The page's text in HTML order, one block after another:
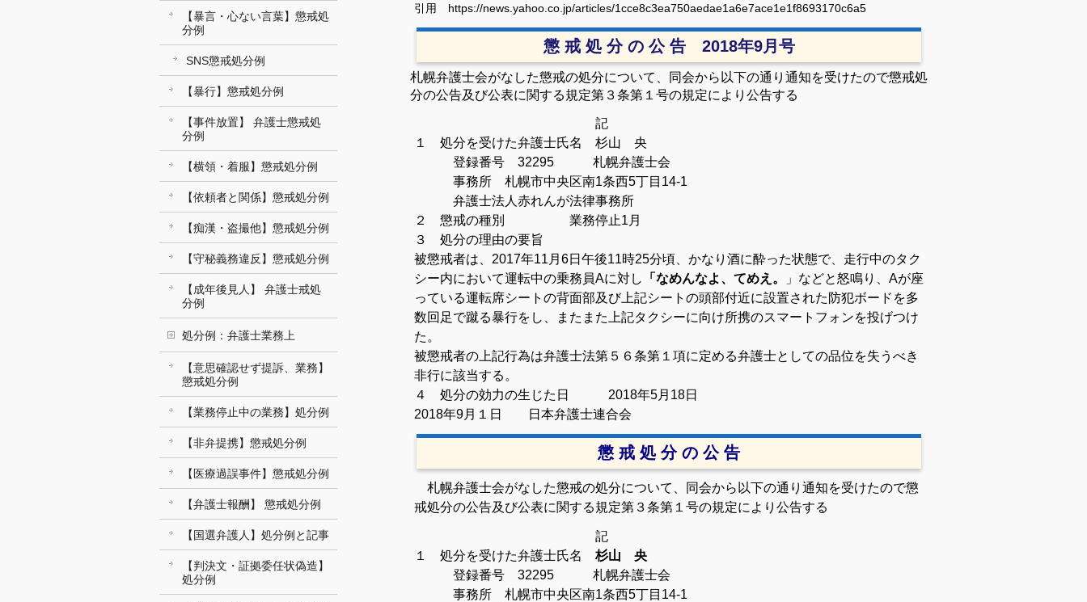
引用 https://news.yahoo.co.jp/articles/1cce8c3ea750aedae1a6e7ace1e1f8693170c6a5
懲 戒 処 分 の 公 告 2018年9月号
札幌弁護士会がなした懲戒の処分について、同会から以下の通り通知を受けたので懲戒処
分の公告及び公表に関する規定第３条第１号の規定により公告する
記
１ 処分を受けた弁護士氏名 杉山 央
登録番号 32295 札幌弁護士会
事務所 札幌市中央区南1条西5丁目14-1
弁護士法人赤れんが法律事務所
２ 懲戒の種別 業務停止1月
３ 処分の理由の要旨
被懲戒者は、2017年11月6日午後11時25分頃、かなり酒に酔った状態で、走行中のタク
シー内において運転中の乗務員Aに対し
「なめんなよ、てめえ。
」などと怒鳴り、Aが座
っている運転席シートの背面部及び上記シートの頭部付近に設置された防犯ボードを多
数回足で蹴る暴行をし、またまた上記タクシーに向け所携のスマートフォンを投げつけ
た。
被懲戒者の上記行為は弁護士法第５６条第１項に定める弁護士としての品位を失うべき
非行に該当する。
４ 処分の効力の生じた日 2018年5月18日
2018年9月１日 日本弁護士連合会
懲 戒 処 分 の 公 告
札幌弁護士会がなした懲戒の処分について、同会から以下の通り通知を受けたので懲
戒処分の公告及び公表に関する規定第３条第１号の規定により公告する
記
１ 処分を受けた弁護士氏名 杉山 央
登録番号 32295 札幌弁護士会
事務所 札幌市中央区南1条西5丁目14-1
【暴言・心ない言葉】懲戒処
分例
SNS懲戒処分例
【暴行】懲戒処分例
【事件放置】 弁護士懲戒処
分例
【横領・着服】懲戒処分例
【依頼者と関係】懲戒処分例
【痴漢・盗撮他】懲戒処分例
【守秘義務違反】懲戒処分例
【成年後見人】 弁護士戒処
分例
処分例：弁護士業務上
【意思確認せず提訴、業務】
懲戒処分例
【業務停止中の業務】処分例
【非弁提携】懲戒処分例
【医療過誤事件】懲戒処分例
【弁護士報酬】 懲戒処分例
【国選弁護人】処分例と記事
【判決文・証拠委任状偽造】
処分例